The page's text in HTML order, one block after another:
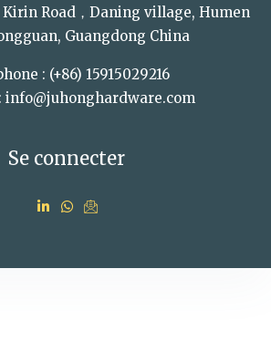
Kirin Road，Daning village, Humen
Guangdong China
: (+86) 15915029216
info@juhonghardware.com
Se connecter